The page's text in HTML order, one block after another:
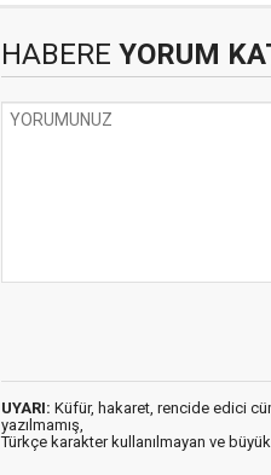
HABERE YORUM
UYARI: Küfür, hakaret, rencide edici
yazılmamış,
Türkçe karakter kullanılmayan ve